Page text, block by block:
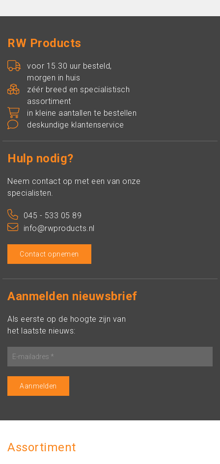
RW Products
voor 15.30 uur besteld,
morgen in huis
zéér breed en specialistisch
assortiment
in kleine aantallen te bestellen
deskundige klantenservice
Hulp nodig?
Neem contact op met een van onze
specialisten.
045 - 533 05 89
info@rwproducts.nl
Contact opnemen
Aanmelden nieuwsbrief
Als eerste op de hoogte zijn van
het laatste nieuws:
Assortiment